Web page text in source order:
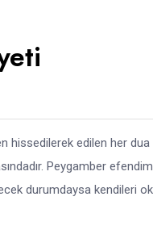
edilen her dua
Peygamber
durumdaysa kendileri